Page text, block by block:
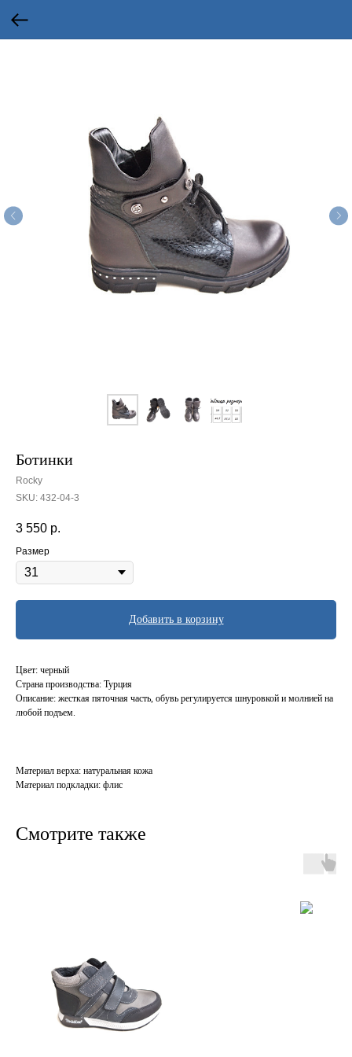
Ботинки
Rocky
SKU: 432-04-3
3 550 р.
Размер
Добавить в корзину
Цвет: черный
Страна производства: Турция
Описание: жесткая пяточная часть, обувь регулируется шнуровкой и молнией на
любой подъем.
Материал верха: натуральная кожа
Материал подкладки: флис
Смотрите также